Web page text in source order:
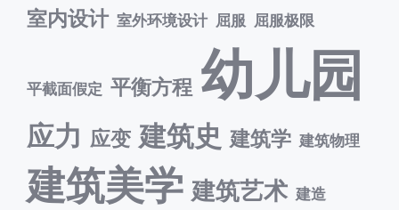
室内设计 室外环境设计 屈服 屈服极限
平截面假定 平衡方程 幼儿园
应力 应变 建筑史 建筑学 建筑物理
建筑美学 建筑艺术 建造